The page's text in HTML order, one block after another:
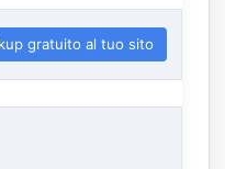
gratuito al tuo sito